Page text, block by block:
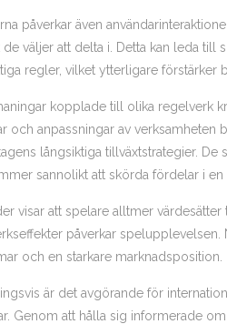
påverkar även
de väljer att delta i. Detta kan leda
regler, vilket ytterligare förstärker
kopplade till olika regelverk
och anpassningar av verksamheten
långsiktiga tillväxtstrategier.
sannolikt att skörda fördelar i
visar att spelare alltmer
påverkar
och en starkare marknadsposition.
är det avgörande för
Genom att hålla sig informerade